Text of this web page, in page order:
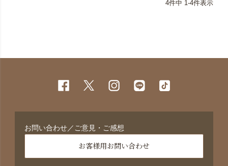
4件中 1-4件表示
お問い合わせ／ご意見・ご感想
お客様用お問い合わせ